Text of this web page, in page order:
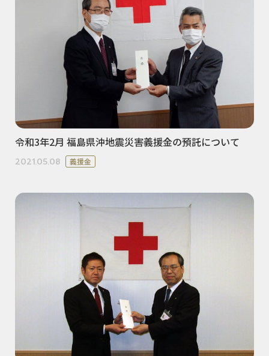
令和3年2月 福島県沖地震災害義援金の預託について
2021.05.08 義援金